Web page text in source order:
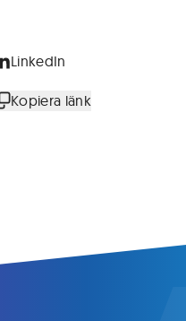
LinkedIn
Kopiera länk